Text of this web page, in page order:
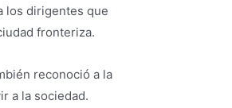
los dirigentes que
fronteriza.
reconoció a la
a la sociedad.